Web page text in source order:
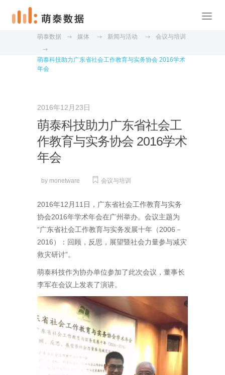
萌泰数据 媒体 新闻与活动 会议与培训
萌泰科技助力广东省社会工作教育与实务协会 2016学术
年会
2016年12月23日
萌泰科技助力广东省社会工
作教育与实务协会 2016学术
年会
by monetware 会议与培训
2016年12月11日，广东省社会工作教育与实务
协会2016年学术年会在广州举办。会议主题为
“广东省社会工作教育与实务发展十年（2006－
2016）：回顾，反思，展望暨社会力量参与减灾
救灾研讨”。
萌泰科技作为协办单位参加了此次会议，董事长
李军在会议上发表了演讲。